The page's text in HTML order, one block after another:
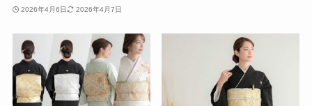
2026年4月6日 2026年4月7日